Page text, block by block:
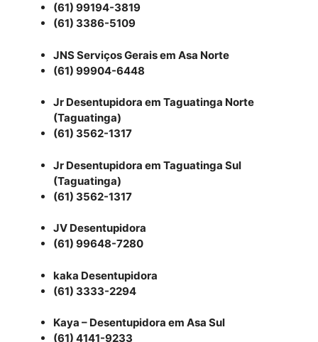
(61) 99194-3819
(61) 3386-5109
JNS Serviços Gerais em Asa Norte
(61) 99904-6448
Jr Desentupidora em Taguatinga Norte
(Taguatinga)
(61) 3562-1317
Jr Desentupidora em Taguatinga Sul
(Taguatinga)
(61) 3562-1317
JV Desentupidora
(61) 99648-7280
kaka Desentupidora
(61) 3333-2294
Kaya – Desentupidora em Asa Sul
(61) 4141-9233